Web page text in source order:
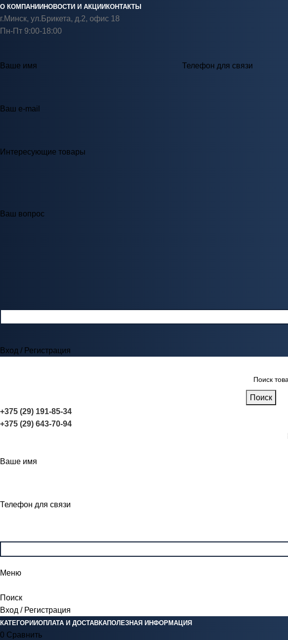
О КОМПАНИИ НОВОСТИ И АКЦИИ КОНТАКТЫ
г.Минск, ул.Брикета, д.2, офис 18
Пн-Пт 9:00-18:00
Ваше имя
Телефон для связи
Ваш e-mail
Интересующие товары
Ваш вопрос
Вход / Регистрация
Поиск
+375 (29) 191-85-34
+375 (29) 643-70-94
Ваше имя
Телефон для связи
Меню
Поиск
Вход / Регистрация
КАТЕГОРИИОПЛАТА И ДОСТАВКАПОЛЕЗНАЯ ИНФОРМАЦИЯ
0 Сравнить